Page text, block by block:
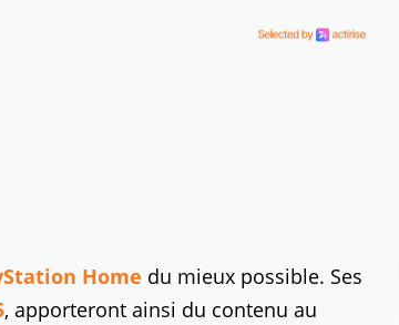
Home du mieux possible. Ses
, apporteront ainsi du contenu au